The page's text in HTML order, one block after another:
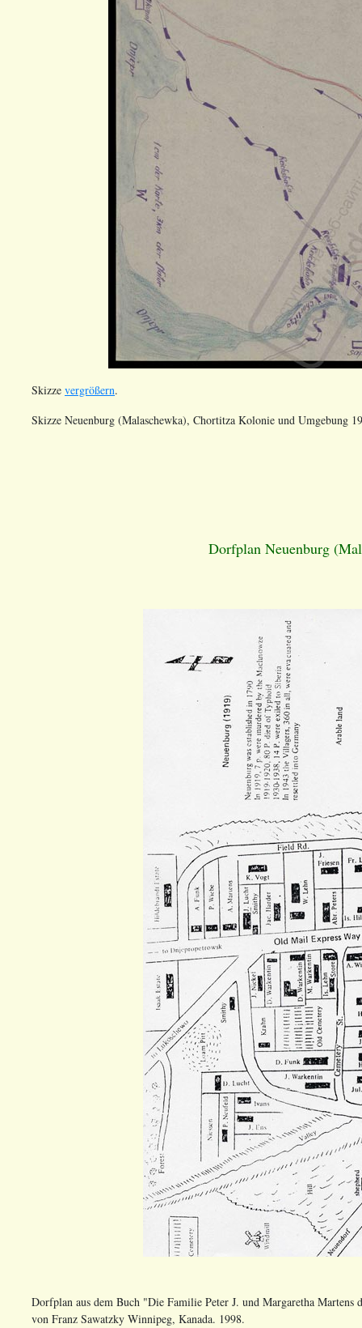
Skizze vergrößern.
Skizze Neuenburg (Malaschewka), Chortitza Kolonie und Umgebung
Dorfplan Neuenburg
Dorfplan aus dem Buch "Die Familie Peter J. und Margaretha Martens
von Franz Sawatzky Winnipeg, Kanada. 1998.